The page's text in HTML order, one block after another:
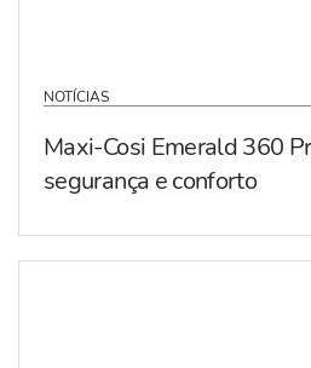
NOTÍCIAS
Maxi-Cosi Emerald 360
segurança e conforto